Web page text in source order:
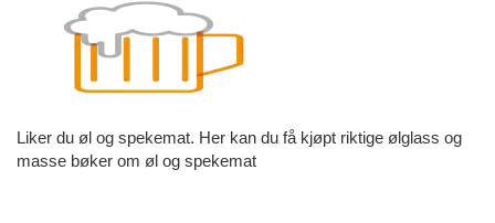
Liker du øl og spekemat. Her kan du få kjøpt riktige ølglass og
masse bøker om øl og spekemat